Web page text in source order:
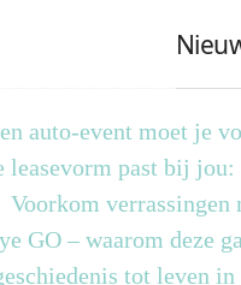
auto-event moet je
leasevorm past bij
Voorkom verrassingen
GO – waarom deze
tot leven